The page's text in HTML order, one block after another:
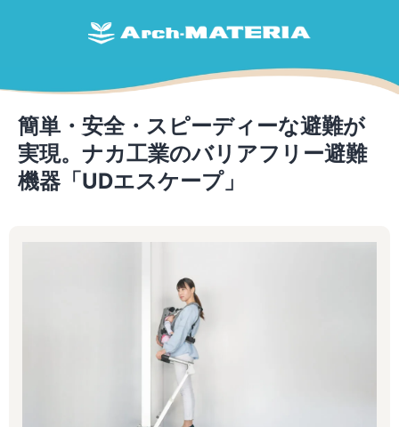
簡単・安全・スピーディーな避難が
実現。ナカ工業のバリアフリー避難
機器「UDエスケープ」